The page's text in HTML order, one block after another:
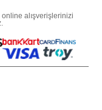
alışverişlerinizi